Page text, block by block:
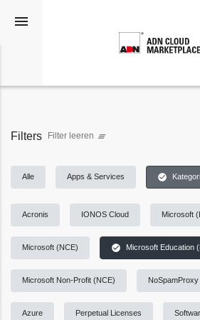
menu
Filters Filter leeren clear_all
Alle Apps & Services check_circle
Acronis IONOS Cloud Microsoft
Microsoft (NCE) check_circle Microsoft Education
Microsoft Non-Profit (NCE) NoSpamProxy
Azure Perpetual Licenses